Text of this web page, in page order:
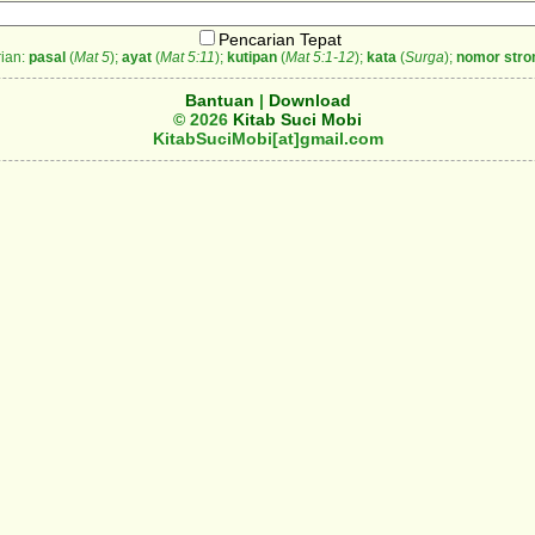
Pencarian Tepat
pasal(Mat 5); ayat(Mat 5:11); kutipan(Mat 5:1-12); kata (Surga); nomor
Bantuan | Download
© 2026 Kitab Suci Mobi
KitabSuciMobi[at]gmail.com